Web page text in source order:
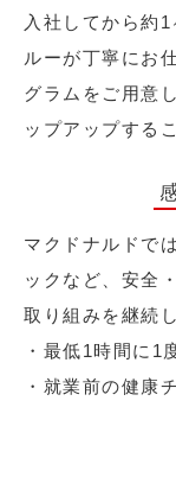
入社してから約
ルーが丁寧にお
グラムをご用意
ップアップする
マクドナルドで
ックなど、安全
取り組みを継続
・最低1時間に1
・就業前の健